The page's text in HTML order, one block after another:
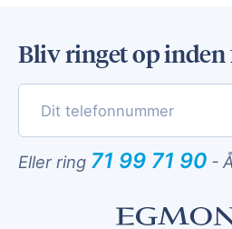
Bliv ringet op
Eller ring 71 99 71 90 -